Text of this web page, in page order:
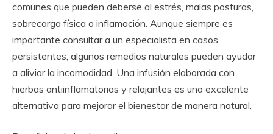
comunes que pueden deberse al estrés, malas posturas,
sobrecarga física o inflamación. Aunque siempre es
importante consultar a un especialista en casos
persistentes, algunos remedios naturales pueden ayudar
a aliviar la incomodidad. Una infusión elaborada con
hierbas antiinflamatorias y relajantes es una excelente
alternativa para mejorar el bienestar de manera natural.